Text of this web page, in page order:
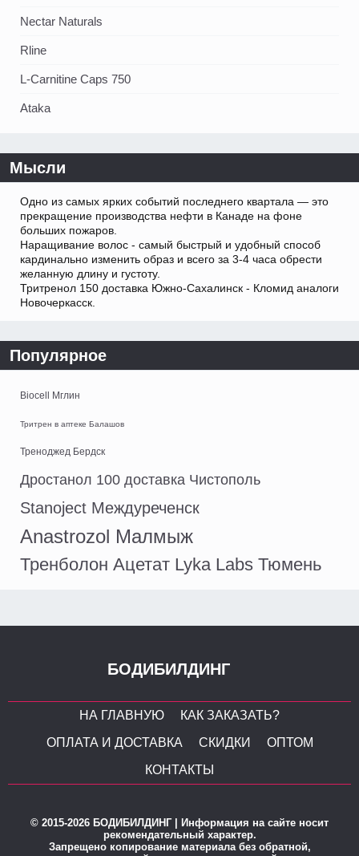
Nectar Naturals
Rline
L-Carnitine Caps 750
Ataka
Мысли
Одно из самых ярких событий последнего квартала — это
прекращение производства нефти в Канаде на фоне
больших пожаров.
Наращивание волос - самый быстрый и удобный способ
кардинально изменить образ и всего за 3-4 часа обрести
желанную длину и густоту.
Тритренол 150 доставка Южно-Сахалинск - Кломид аналоги
Новочеркасск.
Популярное
Biocell Мглин
Тритрен в аптеке Балашов
Треноджед Бердск
Дростанол 100 доставка Чистополь
Stanoject Междуреченск
Аnastrozol Малмыж
Тренболон Ацетат Lyka Labs Тюмень
БОДИБИЛДИНГ
НА ГЛАВНУЮ
КАК ЗАКАЗАТЬ?
ОПЛАТА И ДОСТАВКА
СКИДКИ
ОПТОМ
КОНТАКТЫ
© 2015-2026 БОДИБИЛДИНГ | Информация на сайте носит
рекомендательный характер.
Запрещено копирование материала без обратной,